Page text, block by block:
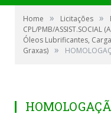
Home » Licitações »
CPL/PMB/
Óleos Lubrificantes,
Graxas) »